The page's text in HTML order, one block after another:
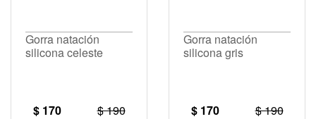
Gorra natación
silicona celeste
$ 170 $ 190
Gorra natación
silicona gris
$ 170 $ 190